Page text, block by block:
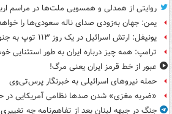
روایتی از همدلی و همسویی ملت‌ها در مراسم
یمن: جهان به‌زودی صدای ناله سعودی‌ها را
یونیفل: ارتش اسرائیل در یک روز ۱۱۳ توپ به جنوب لبنان شلیک کرده است
ترامپ: همه چیز درباره ایران به طور
عبور از خط قرمز ایران یعنی مرگ!
حمله نیروهای اسرائیلی به خبرنگار پرس‌تی‌وی
«ضربه مغزی» شدن صدها نظامی آمریکایی در
جنگ در جبهه لبنان بعد از تفاهم‌نامه چه